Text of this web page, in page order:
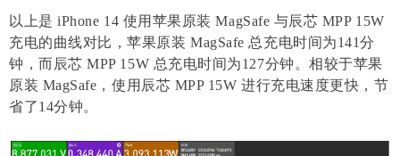
以上是 iPhone 14 使用苹果原装 MagSafe 与辰芯 MPP 15W
充电的曲线对比，苹果原装 MagSafe 总充电时间为141分
钟，而辰芯 MPP 15W 总充电时间为127分钟。相较于苹果
原装 MagSafe，使用辰芯 MPP 15W 进行充电速度更快，节
省了14分钟。